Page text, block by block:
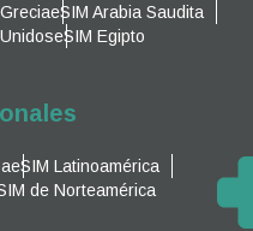
eSIM Arabia Saudita
eSIM Egipto
eSIM Latinoamérica
de Norteamérica